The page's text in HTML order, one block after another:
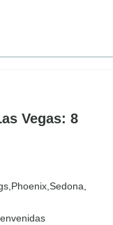
Vegas: 8
Phoenix, Sedona,